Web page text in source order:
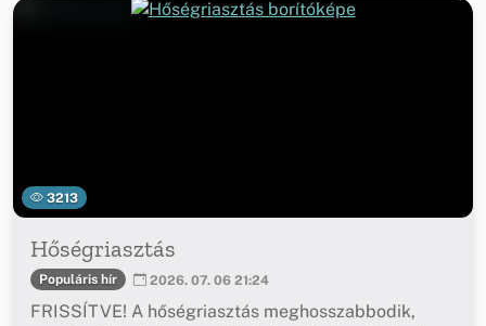
3213
Hőségriasztás
Populáris hír 2026. 07. 06 21:24
FRISSÍTVE! A hőségriasztás meghosszabbodik,